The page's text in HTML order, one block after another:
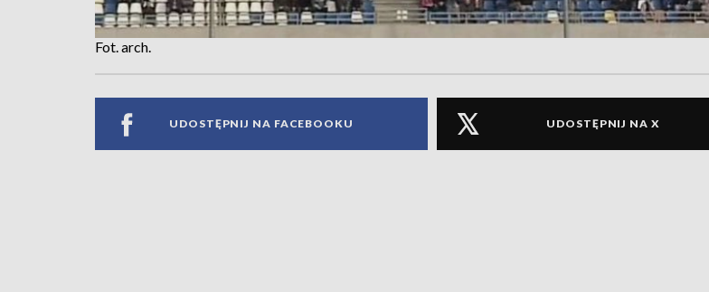
Fot. arch.
UDOSTĘPNIJ NA FACEBOOKU UDOSTĘPNIJ NA X